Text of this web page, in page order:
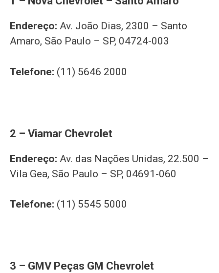
Endereço: Av. João Dias, 2300 – Santo
Amaro, São Paulo – SP, 04724-003
Telefone: (11) 5646 2000
2 – Viamar Chevrolet
Endereço: Av. das Nações Unidas, 22.500 –
Vila Gea, São Paulo – SP, 04691-060
Telefone: (11) 5545 5000
3 – GMV Peças GM Chevrolet